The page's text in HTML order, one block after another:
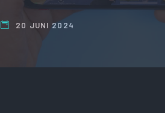
20 JUNI 2024